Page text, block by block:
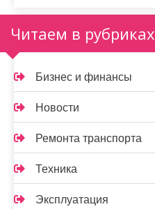
Читаем в рубриках
Бизнес и финансы
Новости
Ремонта транспорта
Техника
Эксплуатация